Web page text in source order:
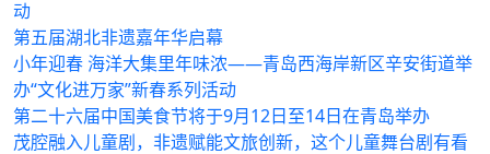
动
第五届湖北非遗嘉年华启幕
小年迎春 海洋大集里年味浓——青岛西海岸新区辛安街道举
办“文化进万家”新春系列活动
第二十六届中国美食节将于9月12日至14日在青岛举办
茂腔融入儿童剧，非遗赋能文旅创新，这个儿童舞台剧有看